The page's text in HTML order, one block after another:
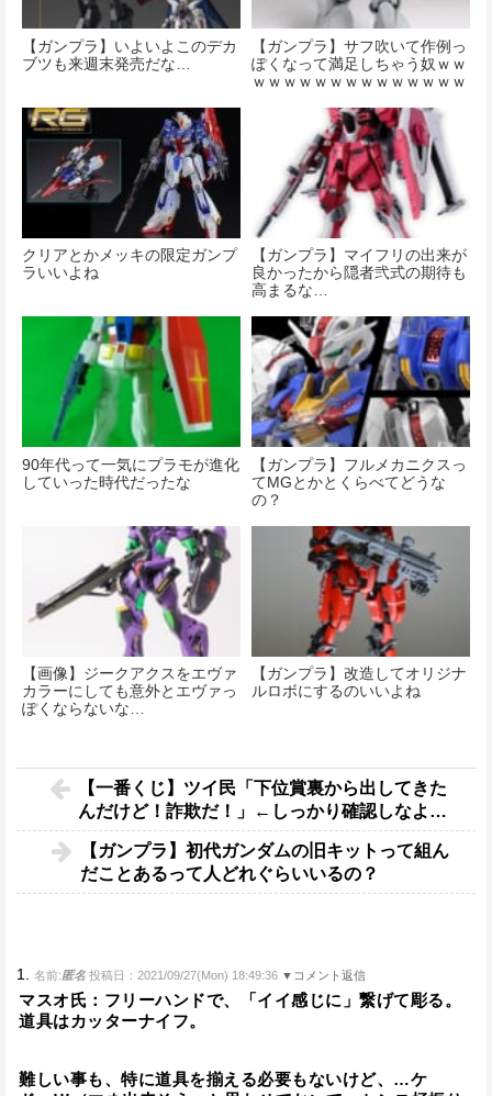
【ガンプラ】いよいよこのデカ
ブツも来週末発売だな…
【ガンプラ】サフ吹いて作例っ
ぽくなって満足しちゃう奴ｗｗ
ｗｗｗｗｗｗｗｗｗｗｗｗｗｗ
クリアとかメッキの限定ガンプ
ラいいよね
【ガンプラ】マイフリの出来が
良かったから隠者弐式の期待も
高まるな…
90年代って一気にプラモが進化
していった時代だったな
【ガンプラ】フルメカニクスっ
てMGとかとくらべてどうな
の？
【画像】ジークアクスをエヴァ
カラーにしても意外とエヴァっ
ぽくならないな…
【ガンプラ】改造してオリジナ
ルロボにするのいいよね
【一番くじ】ツイ民「下位賞裏から出してきた
んだけど！詐欺だ！」←しっかり確認しなよ…
【ガンプラ】初代ガンダムの旧キットって組ん
だことあるって人どれぐらいいるの？
1. 名前:匿名 投稿日：2021/09/27(Mon) 18:49:36 ▼コメント返信
マスオ氏：フリーハンドで、「イイ感じに」繋げて彫る。
道具はカッターナイフ。
難しい事も、特に道具を揃える必要もないけど、…ケ